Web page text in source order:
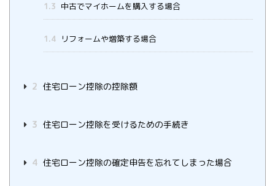
1.3 中古でマイホームを購入する場合
1.4 リフォームや増築する場合
2 住宅ローン控除の控除額
3 住宅ローン控除を受けるための手続き
4 住宅ローン控除の確定申告を忘れてしまった場合